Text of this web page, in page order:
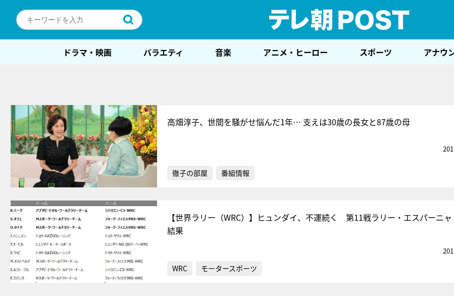
ドラマ・映画 バラエティ 音楽 アニメ・ヒーロー スポーツ アナウ
高畑淳子、世間を騒がせ悩んだ1年… 支えは30歳の長女と87歳の母
徹子の部屋 番組情報
【世界ラリー（WRC）】ヒュンダイ、不運続く 第11戦ラリー・エスパーニャ
結果
WRC モータースポーツ